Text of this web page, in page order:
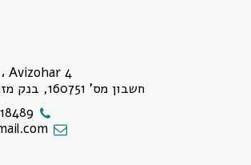
Avizohar 4 ، القدس ، إسرائيل
חשבון מס' 160751, בנק מזרחי טפחות, סניף שערי צדק י-ם.